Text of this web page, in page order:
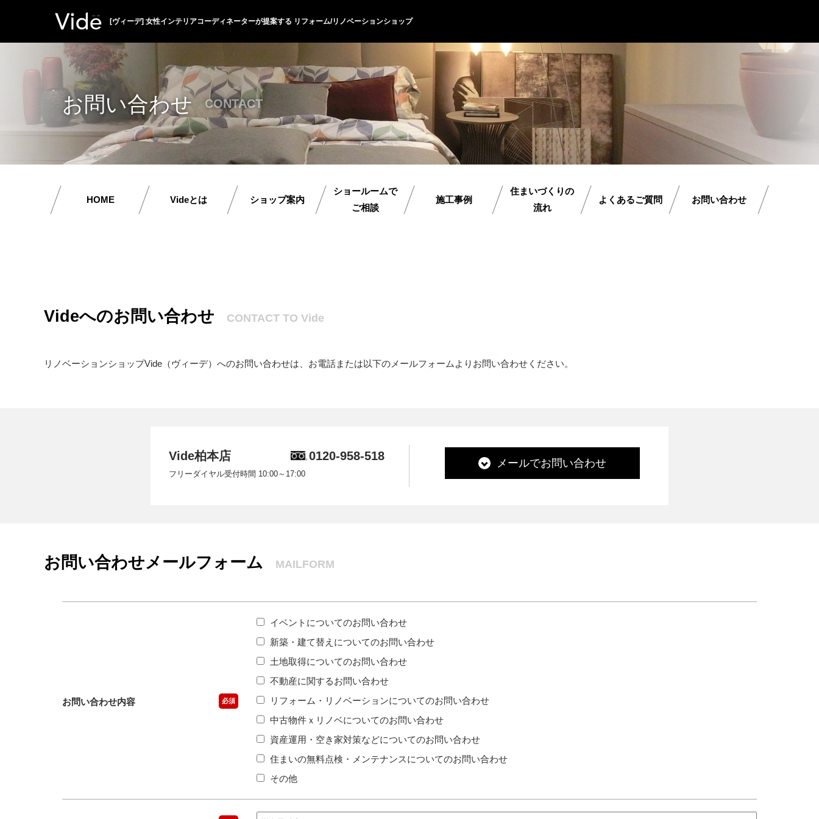
[ヴィーデ] 女性インテリアコーディネーターが提案する リフォーム/リノベーションショップ
お問い合わせ CONTACT
HOME Videとは ショップ案内
ショールームで
ご相談
施工事例
住まいづくりの
流れ
よくあるご質問 お問い合わせ
Videへのお問い合わせ CONTACT TO Vide
リノベーションショップVide（ヴィーデ）へのお問い合わせは、お電話または以下のメールフォームよりお問い合わせください。
Vide柏本店 0120-958-518
フリーダイヤル受付時間 10:00～17:00
メールでお問い合わせ
お問い合わせメールフォーム MAILFORM
お問い合わせ内容 必須
イベントについてのお問い合わせ
新築・建て替えについてのお問い合わせ
土地取得についてのお問い合わせ
不動産に関するお問い合わせ
リフォーム・リノベーションについてのお問い合わせ
中古物件ｘリノベについてのお問い合わせ
資産運用・空き家対策などについてのお問い合わせ
住まいの無料点検・メンテナンスについてのお問い合わせ
その他